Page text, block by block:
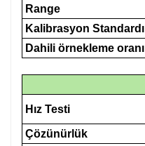
Range
Kalibrasyon Standardı
Dahili örnekleme oranı
Hız Testi
Çözünürlük